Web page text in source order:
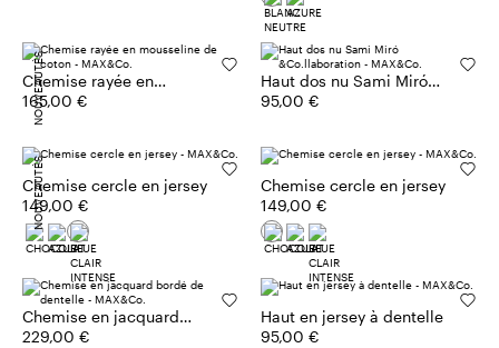
Chemise rayée en
mousseline de coton
165,00 €
NOUVEAUTÉS
Haut dos nu Sami Miró
&Co.llaboration
95,00 €
Chemise cercle en jersey
149,00 €
NOUVEAUTÉS
Chemise cercle en jersey
149,00 €
Chemise en jacquard
bordé de dentelle
229,00 €
Haut en jersey à dentelle
95,00 €